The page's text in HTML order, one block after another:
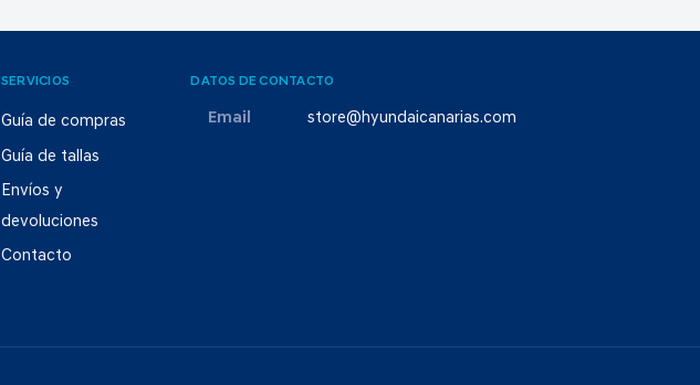
SERVICIOS
Guía de compras
Guía de tallas
Envíos y
devoluciones
Contacto
DATOS DE CONTACTO
Email store@hyundaicanarias.com